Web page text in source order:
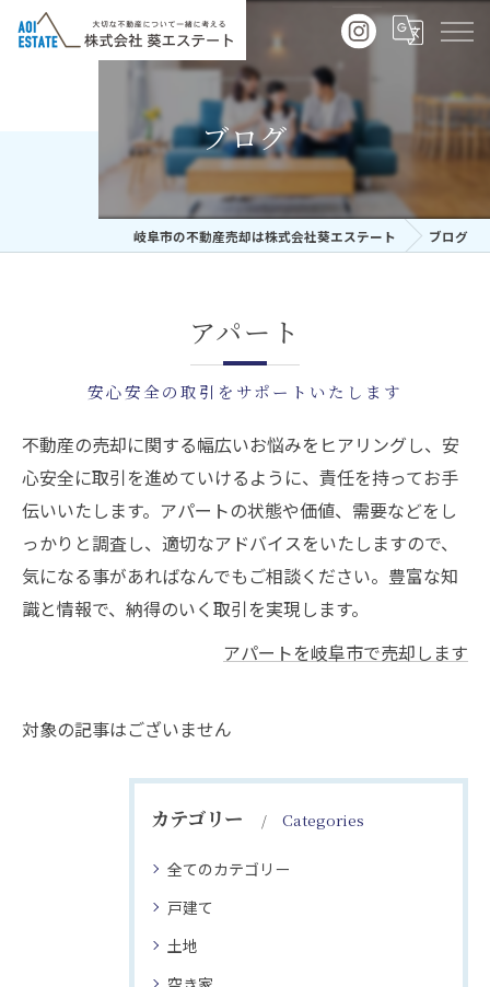
ブログ
岐阜市の不動産売却は株式会社葵エステート ブログ
アパート
安心安全の取引をサポートいたします
不動産の売却に関する幅広いお悩みをヒアリングし、安
心安全に取引を進めていけるように、責任を持ってお手
伝いいたします。アパートの状態や価値、需要などをし
っかりと調査し、適切なアドバイスをいたしますので、
気になる事があればなんでもご相談ください。豊富な知
識と情報で、納得のいく取引を実現します。
アパートを岐阜市で売却します
対象の記事はございません
カテゴリー Categories
全てのカテゴリー
戸建て
土地